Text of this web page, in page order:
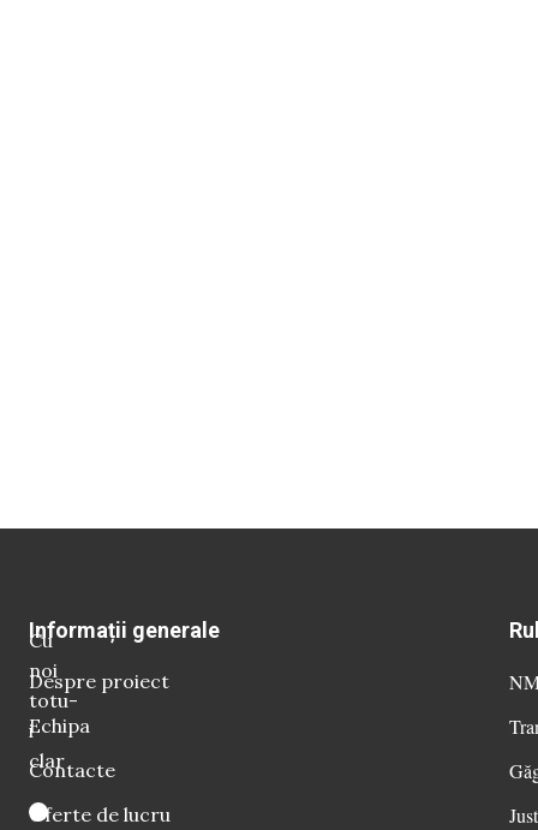
Cu
noi
totu-
i
clar
Informații generale
Despre proiect
Echipa
Contacte
Oferte de lucru